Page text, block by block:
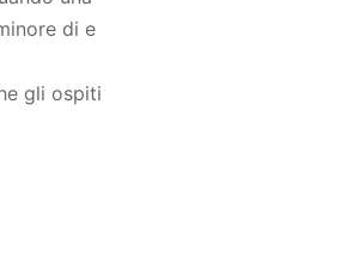
di e
gli ospiti